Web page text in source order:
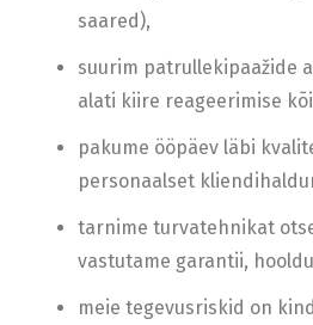
saared),
suurim patrullekipaažide
alati kiire reageerimise
pakume ööpäev läbi
personaalset
tarnime turvatehnikat
vastutame garantii,
meie tegevusriskid on